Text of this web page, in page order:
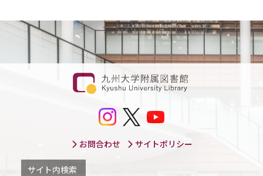
お問合わせ サイトポリシー
サイト内検索